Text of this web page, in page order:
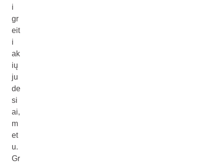
i
gr
eit
i
ak
ių
ju
de
si
ai,
m
et
u.
Gr